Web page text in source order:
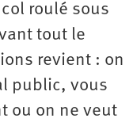
roulé sous
tout le
revient : on
public, vous
ou on ne veut